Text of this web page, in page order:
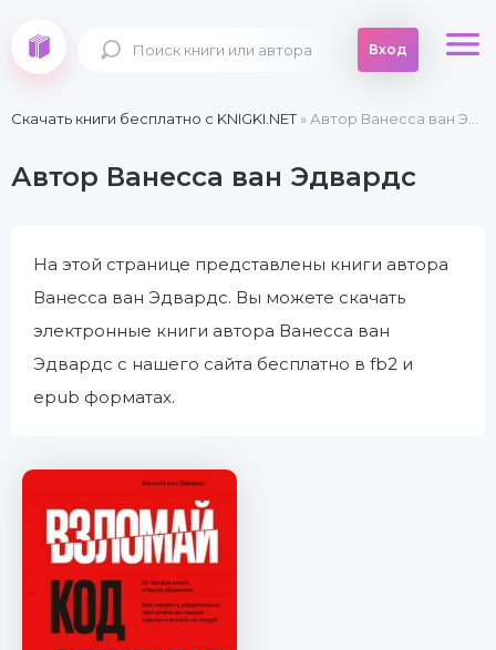
Вход
Скачать книги бесплатно c KNIGKI.NET» Автор Ванесса ван Эдвардс
Автор Ванесса ван Эдвардс
На этой странице представлены книги автора
Ванесса ван Эдвардс. Вы можете скачать
электронные книги автора Ванесса ван
Эдвардс с нашего сайта бесплатно в fb2 и
epub форматах.